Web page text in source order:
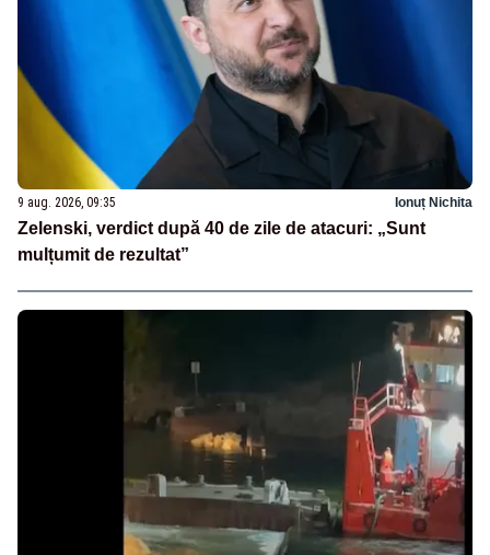
9 aug. 2026, 09:35 Ionuț Nichita
Zelenski, verdict după 40 de zile de atacuri: „Sunt
mulțumit de rezultat”